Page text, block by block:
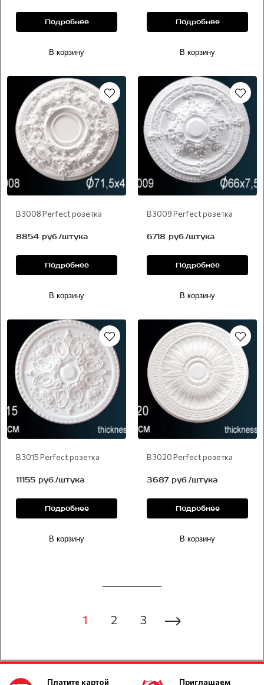
Подробнее
В корзину
Подробнее
В корзину
В 3008 Perfect розетка
8854 руб./штука
Подробнее
В корзину
В 3009 Perfect розетка
6718 руб./штука
Подробнее
В корзину
В 3015 Perfect розетка
11155 руб./штука
Подробнее
В корзину
В 3020 Perfect розетка
3687 руб./штука
Подробнее
В корзину
1 2 3
Платите картой
Приглашаем